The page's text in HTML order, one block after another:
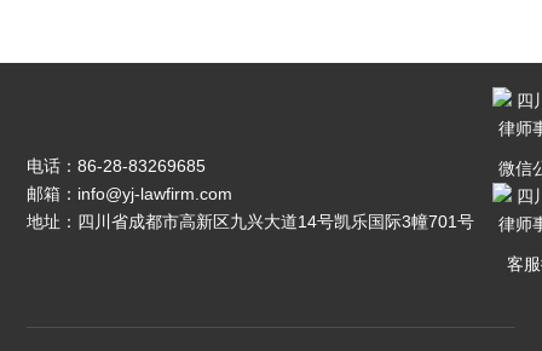
电话：86-28-83269685
邮箱： info@yj-lawfirm.com
地址：四川省成都市高新区九兴大道14号凯乐国际3幢701号
微信
客